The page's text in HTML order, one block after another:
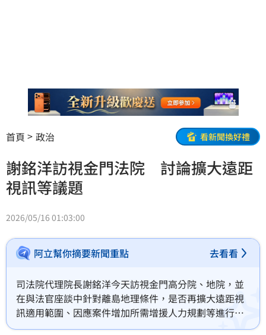
首頁 政治 看新聞換好禮
謝銘洋訪視金門法院 討論擴大遠距
視訊等議題
2026/05/16 01:03:00
阿立幫你摘要新聞重點 去看看
司法院代理院長謝銘洋今天訪視金門高分院、地院，並
在與法官座談中針對離島地理條件，是否再擴大遠距視
訊適用範圍、因應案件增加所需增援人力規劃等進行討
論。